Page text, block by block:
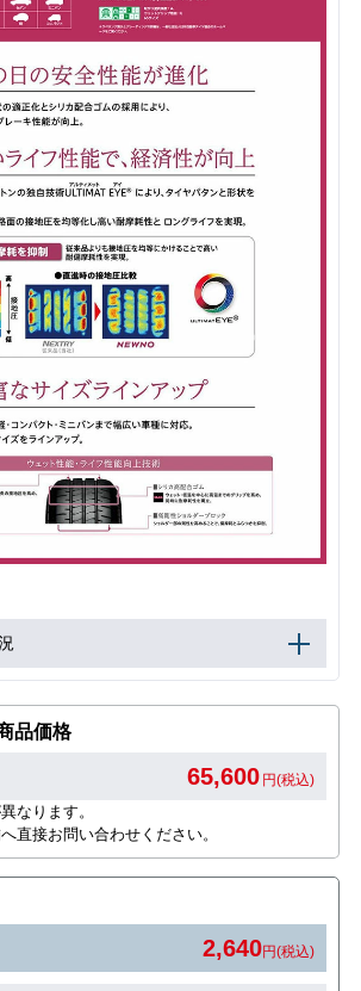
品価格
65,600 円(税込)
なります。
直接お問い合わせください。
2,640円(税込)